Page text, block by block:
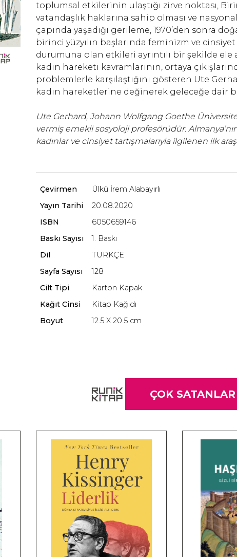
toplumsal etkilerinin ulaştığı zirve noktası,
vatandaşlık haklarına sahip olması ve
çapında yaşadığı gerileme, 1970’den sonra
birinci yüzyılın başlarında feminizm ve
durumuna olan etkileri ayrıntılı bir şekilde
kadın hareketi kavramlarının, ortaya
problemlerle karşılaştığını gösteren Ute
kadın hareketlerine değinerek geleceğe dair
Ute Gerhard, Johann Wolfgang Goethe
vermiş emekli sosyoloji profesörüdür.
kadınlar ve cinsiyet tartışmalarıyla ilgilenen ilk
Çevirmen
Ülkü İrem Alabayırlı
Yayın Tarihi
20.08.2020
ISBN
6050659146
Baskı Sayısı
1. Baskı
Dil
TÜRKÇE
Sayfa Sayısı
128
Cilt Tipi
Karton Kapak
Kağıt Cinsi
Kitap Kağıdı
Boyut
12.5 X 20.5 cm
ÇOK SATANLAR